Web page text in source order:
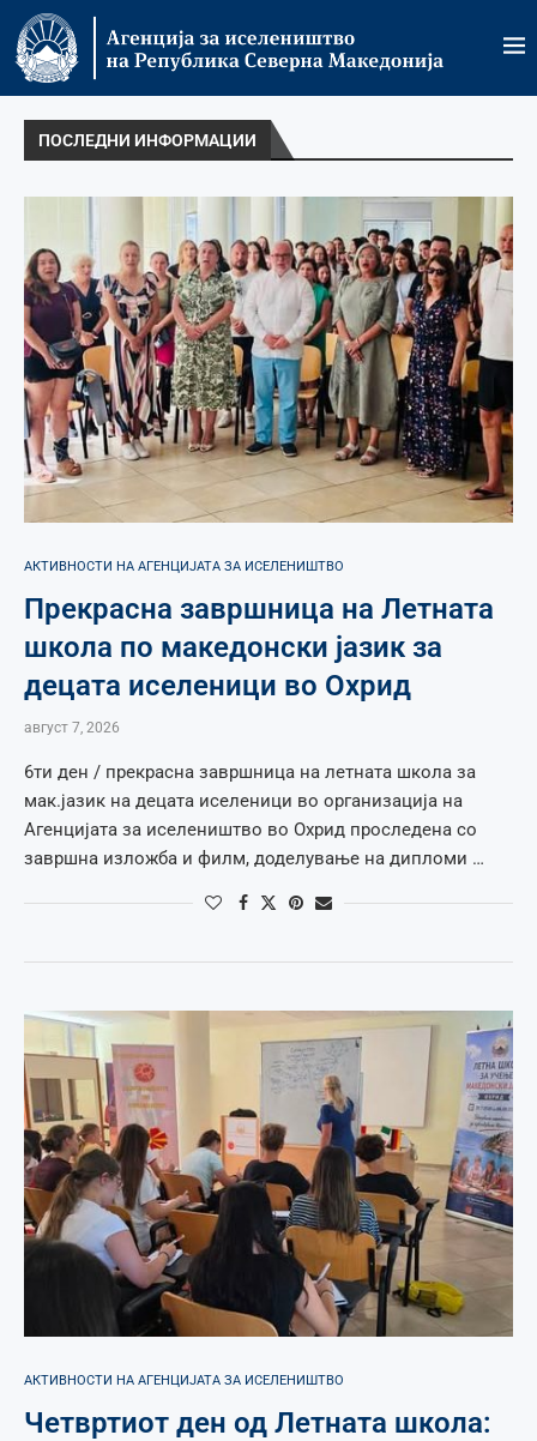
ПОСЛЕДНИ ИНФОРМАЦИИ
АКТИВНОСТИ НА АГЕНЦИЈАТА ЗА ИСЕЛЕНИШТВО
Прекрасна завршница на Летната
школа по македонски јазик за
децата иселеници во Охрид
август 7, 2026
6ти ден / прекрасна завршница на летната школа за
мак.јазик на децата иселеници во организација на
Агенцијата за иселеништво во Охрид проследена со
завршна изложба и филм, доделување на дипломи …
АКТИВНОСТИ НА АГЕНЦИЈАТА ЗА ИСЕЛЕНИШТВО
Четвртиот ден од Летната школа: